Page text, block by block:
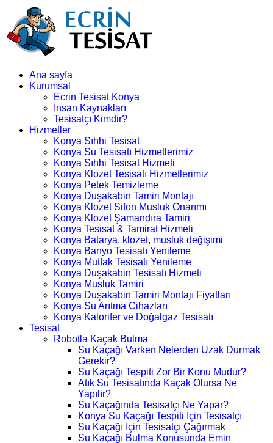
Ana sayfa
Kurumsal
Ecrin Tesisat Konya
İnsan Kaynakları
Tesisatçı Kimdir?
Hizmetler
Konya Sıhhi Tesisat
Konya Su Tesisatı Hizmetlerimiz
Konya Sıhhi Tesisat Hizmeti
Konya Klozet Tesisatı Hizmetlerimiz
Konya Petek Temizleme
Konya Duşakabin Tamiri Montajı
Konya Klozet Sifon Musluk Onarımı
Konya Klozet Şamandıra Tamiri
Konya Tesisat & Tamirat Hizmeti
Konya Batarya, klozet, musluk değişimi
Konya Banyo Tesisatı Yenileme
Konya Mutfak Tesisatı Yenileme
Konya Duşakabin Tesisatı Hizmeti
Konya Musluk Tamiri
Konya Duşakabin Tamiri Montajı Fiyatları
Konya Su Arıtma Cihazları
Konya Kalorifer ve Doğalgaz Tesisatı
Tesisat
Robotla Kaçak Bulma
Su Kaçağı Varken Nelerden Uzak Durmak
Gerekir?
Su Kaçağı Tespiti Zor Bir Konu Mudur?
Atık Su Tesisatında Kaçak Olursa Ne
Yapılır?
Su Kaçağında Tesisatçı Ne Yapar?
Konya Su Kaçağı Tespiti İçin Tesisatçı
Su Kaçağı İçin Tesisatçı Çağırmak
Su Kaçağı Bulma Konusunda Emin